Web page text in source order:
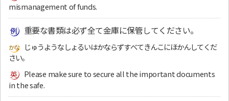
mismanagement of funds.
重要な書類は必ず全て金庫に保管してください。
じゅうようなしょるいはかならずすべてきんこにほかんしてくだ
さい。
Please make sure to secure all the important documents
in the safe.